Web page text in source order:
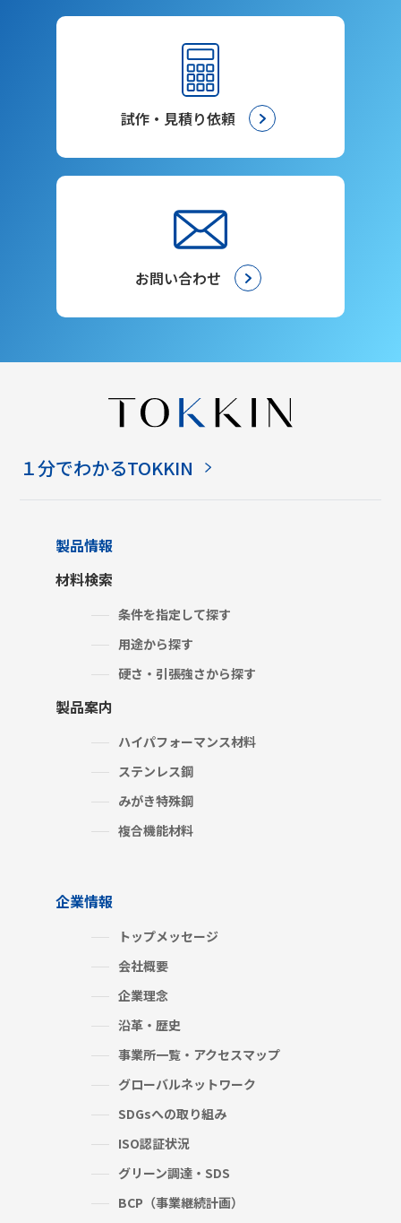
試作・見積り依頼
お問い合わせ
１分でわかるTOKKIN
製品情報
材料検索
条件を指定して探す
用途から探す
硬さ・引張強さから探す
製品案内
ハイパフォーマンス材料
ステンレス鋼
みがき特殊鋼
複合機能材料
企業情報
トップメッセージ
会社概要
企業理念
沿革・歴史
事業所一覧・アクセスマップ
グローバルネットワーク
SDGsへの取り組み
ISO認証状況
グリーン調達・SDS
BCP（事業継続計画）